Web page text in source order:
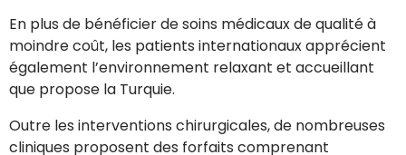
En plus de bénéficier de soins médicaux de qualité à
moindre coût, les patients internationaux apprécient
également l’environnement relaxant et accueillant
que propose la Turquie.
Outre les interventions chirurgicales, de nombreuses
cliniques proposent des forfaits comprenant